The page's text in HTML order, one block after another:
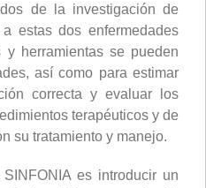
de la investigación de
estas dos enfermedades
y herramientas se pueden
así como para estimar
correcta y evaluar los
terapéuticos y de
su tratamiento y manejo.
es introducir un